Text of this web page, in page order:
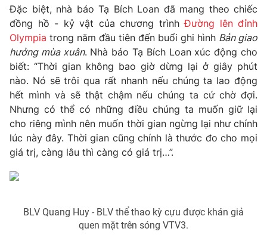
THỜI BÁO VTV
Theo dõi báo trên
Cơ quan chủ quản: Đài Truyền hình Việt Nam
Cơ quan báo chí:
Thời báo VTV
Giấy phép hoạt động báo in và báo điện tử số 483/GP-BTTTT
cấp ngày 29/12/2023
Tổng Biên tập:
Vũ Thanh Thủy
Phó Tổng Biên tập:
Tổng đài VTV:
024.38 355 931 - 024.38 355 932
Ðiện thoại Thời báo VTV:024.66 897 897
Đặc biệt, nhà báo Tạ Bích Loan đã mang theo chiếc
đồng hồ - kỷ vật của chương trìnhĐường lên đỉnh
Olympia trong năm đầu tiên đến buổi ghi hình Bản giao
hưởng mùa xuân. Nhà báo Tạ Bích Loan xúc động cho
biết: “Thời gian không bao giờ dừng lại ở giây phút
nào. Nó sẽ trôi qua rất nhanh nếu chúng ta lao động
hết mình và sẽ thật chậm nếu chúng ta cứ chờ đợi.
Nhưng có thể có những điều chúng ta muốn giữ lại
cho riêng mình nên muốn thời gian ngừng lại như chính
lúc này đây. Thời gian cũng chính là thước đo cho mọi
giá trị, càng lâu thì càng có giá trị…”.
BLV Quang Huy - BLV thể thao kỳ cựu được khán giả
quen mặt trên sóng VTV3.